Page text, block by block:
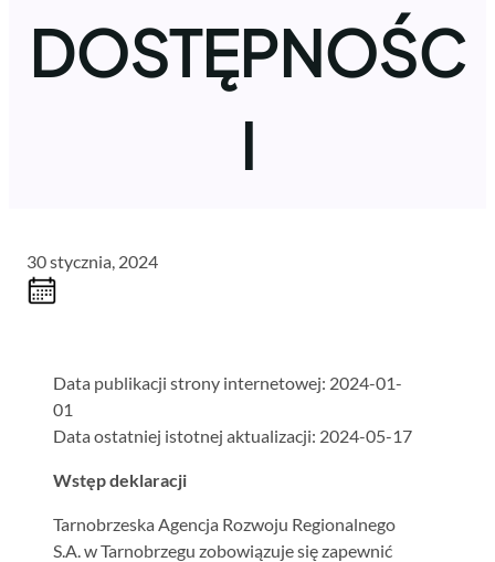
DOSTĘPNOŚC
I
30 stycznia, 2024
Data publikacji strony internetowej: 2024-01-
01
Data ostatniej istotnej aktualizacji: 2024-05-17
Wstęp deklaracji
Tarnobrzeska Agencja Rozwoju Regionalnego
S.A. w Tarnobrzegu zobowiązuje się zapewnić